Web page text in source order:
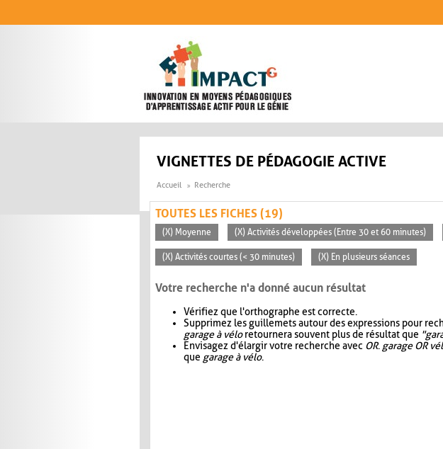
VIGNETTES DE PÉDAGOGIE ACTIVE
Accueil Recherche
TOUTES LES FICHES (19)
(X) Moyenne (X) Activités développées (Entre 30 et 60 minutes)
(X) Activités courtes (< 30 minutes) (X) En plusieurs séances
Votre recherche n'a donné aucun résultat
Vérifiez que l'orthographe est correcte.
Supprimez les guillemets autour des expressions pour
garage à véloretournera souvent plus de résultat que
Envisagez d'élargir votre recherche avec OR. garage OR
que garage à vélo.